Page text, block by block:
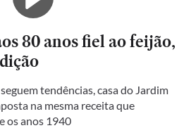
80 anos fiel ao feijão,
tendências, casa do Jardim
na mesma receita que
os anos 1940